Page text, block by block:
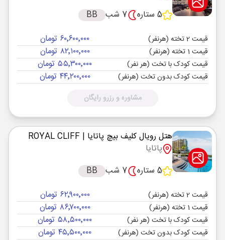
5 ستاره
7 شب BB
قیمت 2 تخته (هرنفر) ۶۰٬۶۰۰٬۰۰۰ تومان
قیمت 1 تخته (هرنفر) ۸۲٬۱۰۰٬۰۰۰ تومان
قیمت کودک با تخت (هر نفر) ۵۵٬۳۰۰٬۰۰۰ تومان
قیمت کودک بدون تخت (هرنفر) ۴۴٬۲۰۰٬۰۰۰ تومان
مشاوره و رزرو رایگان
هتل رویال کلیف بیچ پاتایا | ROYAL CLIFF
پاتایا
5 ستاره
7 شب BB
قیمت 2 تخته (هرنفر) ۶۲٬۹۰۰٬۰۰۰ تومان
قیمت 1 تخته (هرنفر) ۸۶٬۷۰۰٬۰۰۰ تومان
قیمت کودک با تخت (هر نفر) ۵۸٬۵۰۰٬۰۰۰ تومان
قیمت کودک بدون تخت (هرنفر) ۴۵٬۵۰۰٬۰۰۰ تومان